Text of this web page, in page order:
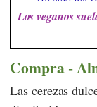
Los veganos
Compra -
Las cerezas